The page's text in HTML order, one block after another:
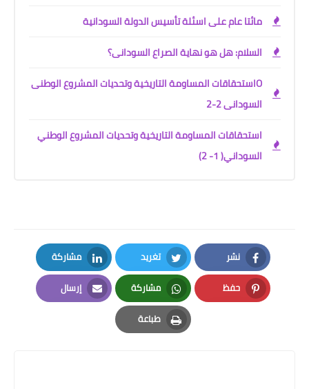
مائتا عام على اسئلة تأسيس الدولة السودانية
السلام: هل هو نهاية الصراع السودانى؟
Oاستحقاقات المساومة التاريخية وتحديات المشروع الوطنى
السودانى 2-2
استحقاقات المساومة التاريخية وتحديات المشروع الوطني
السوداني( 1- 2)
نشر
Facebook
تغريد
Twitter
مشاركة
LinkedIn
حفظ
Pinterest
مشاركة
Whatsapp
إرسال
Email
طباعة
Print